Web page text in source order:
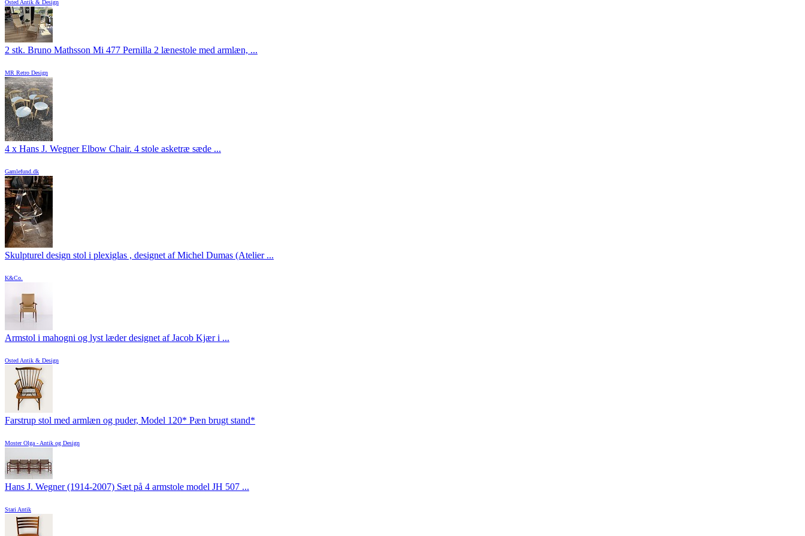
Osted Antik & Design
2 stk. Bruno Mathsson Mi 477 Pernilla 2 lænestole med armlæn, ...
MR Retro Design
4 x Hans J. Wegner Elbow Chair. 4 stole asketræ sæde ...
Gamlefund.dk
Skulpturel design stol i plexiglas , designet af Michel Dumas (Atelier ...
K&Co.
Armstol i mahogni og lyst læder designet af Jacob Kjær i ...
Osted Antik & Design
Farstrup stol med armlæn og puder, Model 120* Pæn brugt stand*
Moster Olga - Antik og Design
Hans J. Wegner (1914-2007) Sæt på 4 armstole model JH 507 ...
Stari Antik